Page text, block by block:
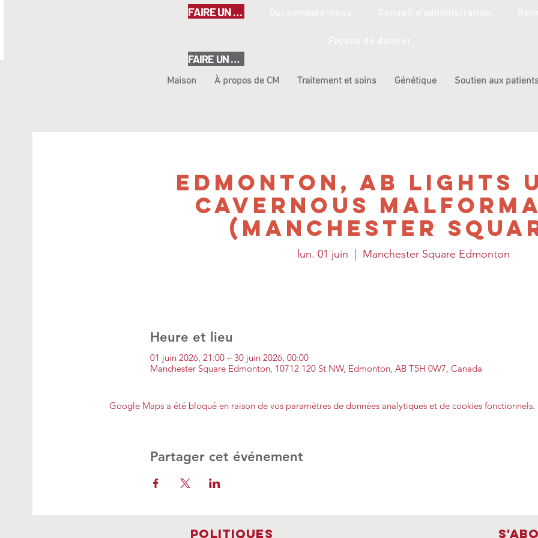
FAIRE UN DON
FAIRE UN DON
Maison À propos de CM Traitement et soins Génétique Soutien aux
Edmonton, AB Lights
Cavernous
(Manchester
lun. 01 juin Manchester Square Edmonton
Heure et lieu
01 juin 2026, 21:00 – 30 juin 2026, 00:00
Manchester Square Edmonton, 10712 120 St NW, Edmonton, AB T5H 0W7, Canada
Google Maps a été bloqué en raison de vos paramètres de données analytiques et de cookies fonctionnels.
Partager cet événement
Politiques